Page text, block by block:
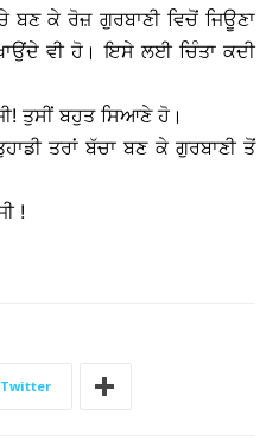
ਕੇ ਰੋਜ਼ ਗੁਰਬਾਣੀ ਵਿਚੋਂ ਜਿਊਣਾ
ਵੀ ਹੋ। ਇਸੇ ਲਈ ਚਿੰਤਾ ਕਦੀ
ਤੁਸੀਂ ਬਹੁਤ ਸਿਆਣੇ ਹੋ।
ਤਰਾਂ ਬੱਚਾ ਬਣ ਕੇ ਗੁਰਬਾਣੀ ਤੋਂ
!
Twitter